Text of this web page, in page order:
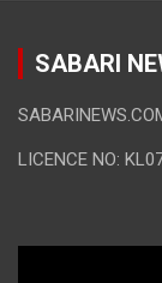
SABARI
LICENCE NO: